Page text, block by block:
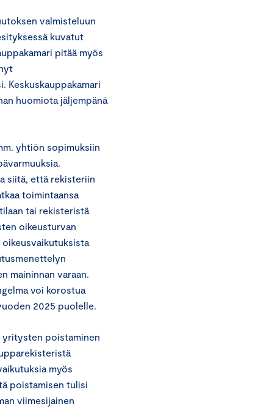
valmisteluun
kuvatut
pitää myös
Keskuskauppakamari
huomiota jäljempänä
yhtiön sopimuksiin
siitä, että rekisteriin
toimintaansa
tai rekisteristä
oikeusturvan
maininnan varaan.
voi korostua
2025 puolelle.
yritysten poistaminen
myös
poistamisen tulisi
viimesijainen